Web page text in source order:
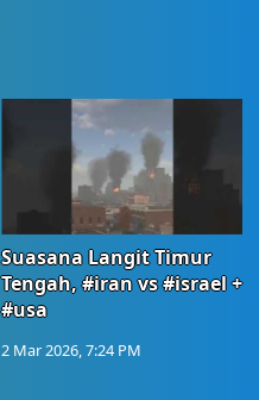
Suasana Langit Timur
Tengah, #iran vs #israel +
#usa
2 Mar 2026, 7:24 PM